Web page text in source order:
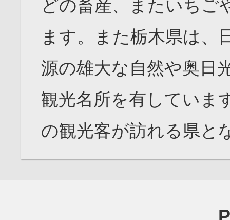
どの畜産、またいちご
ます。また栃木県は、
源の雄大な自然や奥日
観光名所を有していま
の観光客が訪れる県と